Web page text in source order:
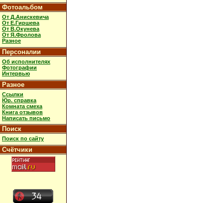
Фотоальбом
От Д.Анискевича
От Е.Гиршева
От В.Окунева
От Я.Фролова
Разное
Персоналии
Об исполнителях
Фотографии
Интервью
Разное
Ссылки
Юр. справка
Комната смеха
Книга отзывов
Написать письмо
Поиск
Поиск по сайту
Счётчики